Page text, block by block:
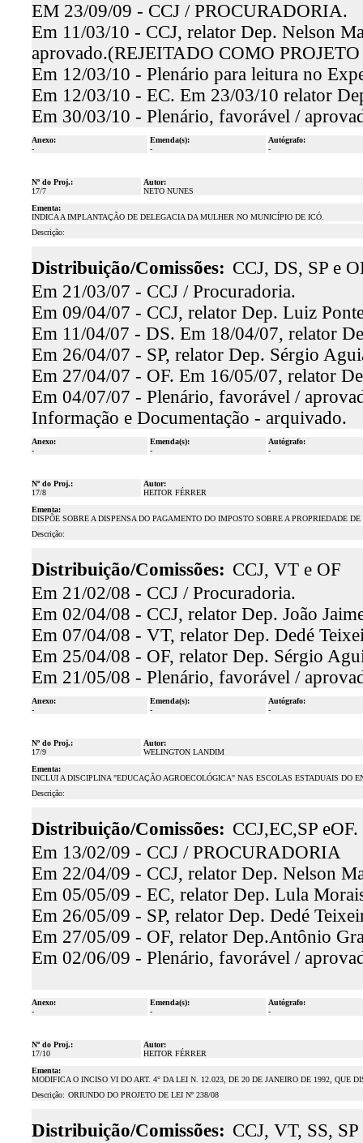
EM 23/09/09 - CCJ / PROCURADORIA.
Em 11/03/10 - CCJ, relator Dep. Nelson
aprovado.(REJEITADO COMO
Em 12/03/10 - Plenário para leitura no
Em 12/03/10 - EC. Em 23/03/10 relator
Em 30/03/10 - Plenário, favorável /
Anexo:
-
Emenda(s):
-
Autógrafo:
-
Nº do Proj.:
17/7
Autor:
NETO NUNES
Ementa:
INDICA A IMPLANTAÇÃO DE DELEGACIA DA MULHER NO MUNICÍPIO DE ICÓ.
Descrição:
Distribuição/Comissões: CCJ, DS, SP e
Em 21/03/07 - CCJ / Procuradoria.
Em 09/04/07 - CCJ, relator Dep. Luiz
Em 11/04/07 - DS. Em 18/04/07, relator
Em 26/04/07 - SP, relator Dep. Sérgio
Em 27/04/07 - OF. Em 16/05/07, relator
Em 04/07/07 - Plenário, favorável /
Informação e Documentação - arquivado.
Anexo:
-
Emenda(s):
-
Autógrafo:
-
Nº do Proj.:
17/8
Autor:
HEITOR FÉRRER
Ementa:
DISPÕE SOBRE A DISPENSA DO PAGAMENTO DO IMPOSTO SOBRE A PROPRIEDADE
Descrição:
Distribuição/Comissões: CCJ, VT e OF
Em 21/02/08 - CCJ / Procuradoria.
Em 02/04/08 - CCJ, relator Dep. João
Em 07/04/08 - VT, relator Dep. Dedé
Em 25/04/08 - OF, relator Dep. Sérgio
Em 21/05/08 - Plenário, favorável /
Anexo:
-
Emenda(s):
-
Autógrafo:
-
Nº do Proj.:
17/9
Autor:
WELINGTON LANDIM
Ementa:
INCLUI A DISCIPLINA "EDUCAÇÃO AGROECOLÓGICA" NAS ESCOLAS ESTADUAIS DO
Descrição:
Distribuição/Comissões: CCJ,EC,SP eOF.
Em 13/02/09 - CCJ / PROCURADORIA
Em 22/04/09 - CCJ, relator Dep. Nelson
Em 05/05/09 - EC, relator Dep. Lula
Em 26/05/09 - SP, relator Dep. Dedé
Em 27/05/09 - OF, relator Dep.Antônio
Em 02/06/09 - Plenário, favorável /
Anexo:
-
Emenda(s):
-
Autógrafo:
-
Nº do Proj.:
17/10
Autor:
HEITOR FÉRRER
Ementa:
MODIFICA O INCISO VI DO ART. 4° DA LEI N. 12.023, DE 20 DE JANEIRO DE 1992, QUE
Descrição: ORIUNDO DO PROJETO DE LEI Nº 238/08
Distribuição/Comissões: CCJ, VT, SS, SP